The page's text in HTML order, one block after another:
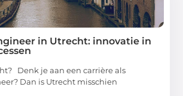
in Utrecht: innovatie in
Denk je aan een carrière als
Dan is Utrecht misschien